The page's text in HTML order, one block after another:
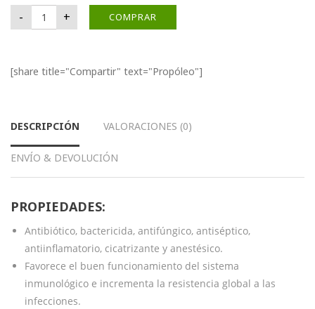
-
Propóleo cantidad
+ COMPRAR
[share title="Compartir" text="Propóleo"]
DESCRIPCIÓN VALORACIONES (0)
ENVÍO & DEVOLUCIÓN
PROPIEDADES:
Antibiótico, bactericida, antifúngico, antiséptico,
antiinflamatorio, cicatrizante y anestésico.
Favorece el buen funcionamiento del sistema
inmunológico e incrementa la resistencia global a las
infecciones.